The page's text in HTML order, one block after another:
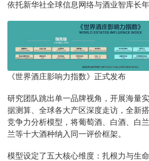
依托新华社全球信息网络与酒业智库长
《世界酒庄影响力指数》正式发布
研究团队跳出单一品牌视角，开展海量
据测算、全球各大产区深度走访，全新
竞争力分析模型，将葡萄酒、白酒、白
兰等十大酒种纳入同一评价框架。
模型设定了五大核心维度：扎根力与生